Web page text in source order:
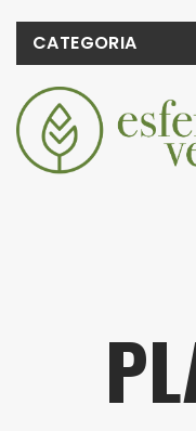
CATEGORIA